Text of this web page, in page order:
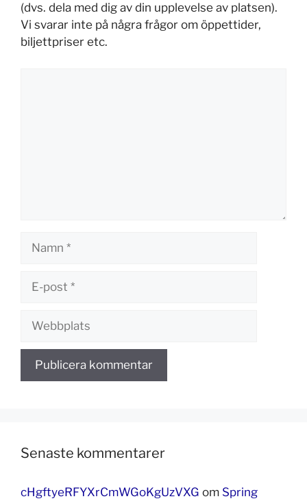
(dvs. dela med dig av din upplevelse av platsen).
Vi svarar inte på några frågor om öppettider,
biljettpriser etc.
post
Senaste kommentarer
cHgftyeRFYXrCmWGoKgUzVXG om Spring